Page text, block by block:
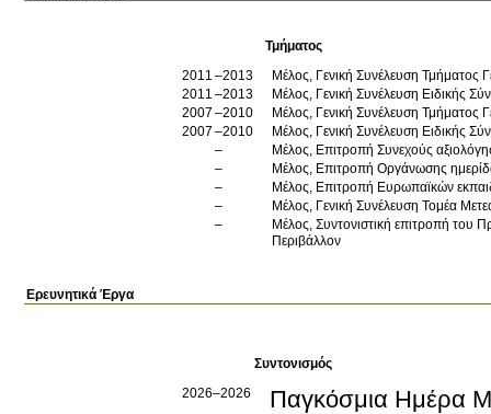
Τμήματος
2011
2013
Μέλος, Γενική Συνέλευση Τμήματος
2011
2013
Μέλος, Γενική Συνέλευση Ειδικής
2007
2010
Μέλος, Γενική Συνέλευση Τμήματος
2007
2010
Μέλος, Γενική Συνέλευση Ειδικής
Μέλος, Επιτροπή Συνεχούς
Μέλος, Επιτροπή
Μέλος, Επιτροπή Ευρωπαϊκών
Μέλος, Γενική Συνέλευση Τομέα
Μέλος, Συντονιστική επιτροπή του
Περιβάλλον
Ερευνητικά Έργα
Συντονισμός
2026–2026
Παγκόσμια Ημέρα